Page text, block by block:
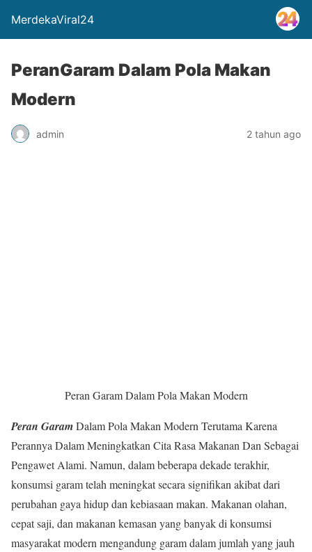
MerdekaViral24
PeranGaram Dalam Pola Makan
Modern
admin 2 tahun ago
Peran Garam Dalam Pola Makan Modern
Peran GaramDalam Pola Makan Modern Terutama Karena
Perannya Dalam Meningkatkan Cita Rasa Makanan Dan Sebagai
Pengawet Alami. Namun, dalam beberapa dekade terakhir,
konsumsi garam telah meningkat secara signifikan akibat dari
perubahan gaya hidup dan kebiasaan makan. Makanan olahan,
cepat saji, dan makanan kemasan yang banyak di konsumsi
masyarakat modern mengandung garam dalam jumlah yang jauh